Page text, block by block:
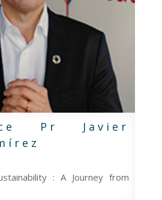
Pr Javier
: A Journey from